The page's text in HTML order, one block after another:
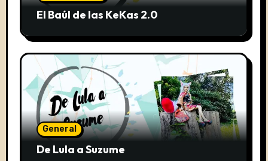
El Baúl de las KeKas 2.0
General
De Lula a Suzume